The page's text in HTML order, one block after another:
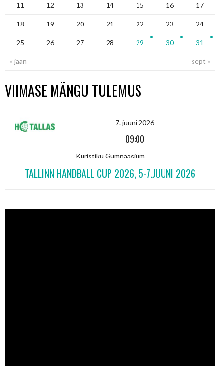
« jaan sept »
11 12 13 14 15 16 17
18 19 20 21 22 23 24
25 26 27 28 29 30 31
VIIMASE MÄNGU TULEMUS
7. juuni 2026
09:00
Kuristiku Gümnaasium
TALLINN HANDBALL CUP 2026, 5-7.JUUNI 2026